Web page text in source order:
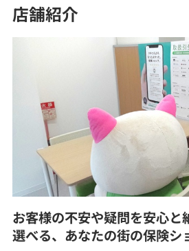
店舗紹介
お客様の不安や疑問を安心と
選べる、あなたの街の保険シ